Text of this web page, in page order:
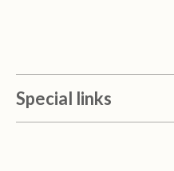
Special links